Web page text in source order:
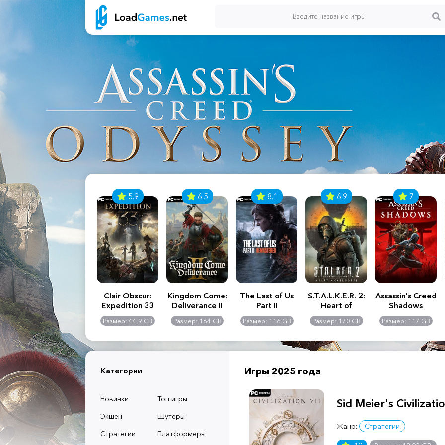
2:
-
GB
Assassin's Creed
Shadows
Размер: 117 GB
5.9
Clair Obscur:
Expedition 33
Размер: 44.9 GB
6.5
Kingdom Come:
Deliverance II
Размер: 164 GB
8.1
The Last of Us
Part II
Remastered
Размер: 116 GB
6.9
S.T.A.L.K.E.R. 2:
Heart of
Chernobyl -
Ultimate Edition
Размер: 170 GB
7
Assassin's Creed
Shadows
Размер: 117 GB
Категории
Новинки
Топ игры
Экшен
Шутеры
Стратегии
Платформеры
Игры 2025 года
Sid Meier's
Жанр: Стратегии